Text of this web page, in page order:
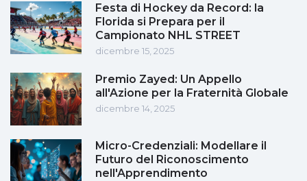
Festa di Hockey da Record: la
Florida si Prepara per il
Campionato NHL STREET
dicembre 15, 2025
Premio Zayed: Un Appello
all'Azione per la Fraternità Globale
dicembre 14, 2025
Micro-Credenziali: Modellare il
Futuro del Riconoscimento
nell'Apprendimento